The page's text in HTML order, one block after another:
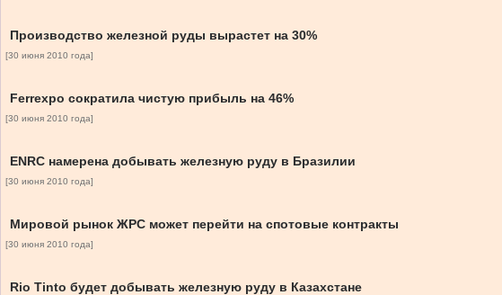
Производство железной руды вырастет на 30%
[30 июня 2010 года]
Ferrexpo сократила чистую прибыль на 46%
[30 июня 2010 года]
ENRC намерена добывать железную руду в Бразилии
[30 июня 2010 года]
Мировой рынок ЖРС может перейти на спотовые контракты
[30 июня 2010 года]
Rio Tinto будет добывать железную руду в Казахстане